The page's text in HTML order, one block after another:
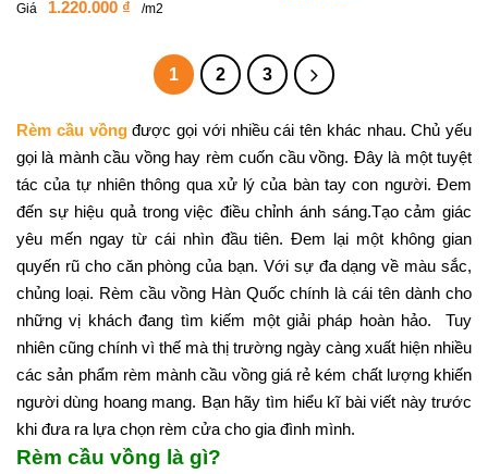
Giá 1.220.000 ₫ /m2
1 2 3
Rèm cầu vồngđược gọi với nhiều cái tên khác nhau. Chủ yếu
gọi là mành cầu vồng hay rèm cuốn cầu vồng. Đây là một tuyệt
tác của tự nhiên thông qua xử lý của bàn tay con người. Đem
đến sự hiệu quả trong việc điều chỉnh ánh sáng.Tạo cảm giác
yêu mến ngay từ cái nhìn đầu tiên. Đem lại một không gian
quyến rũ cho căn phòng của bạn. Với sự đa dạng về màu sắc,
chủng loại. Rèm cầu vồng Hàn Quốc chính là cái tên dành cho
những vị khách đang tìm kiếm một giải pháp hoàn hảo. Tuy
nhiên cũng chính vì thế mà thị trường ngày càng xuất hiện nhiều
các sản phẩm rèm mành cầu vồng giá rẻ kém chất lượng khiến
người dùng hoang mang. Bạn hãy tìm hiểu kĩ bài viết này trước
khi đưa ra lựa chọn rèm cửa cho gia đình mình.
Rèm cầu vồng là gì?